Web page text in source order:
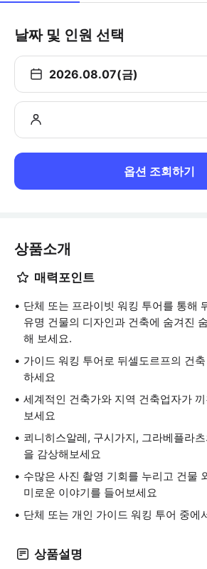
날짜 및 인원 선택
2026.08.07(금)
옵션 조회하기
상품소개
매력포인트
단체 또는 프라이빗 워킹 투어를 통해
유명 건물의 디자인과 건축에 숨겨진
해 보세요.
가이드 워킹 투어로 뒤셀도르프의 건
하세요
세계적인 건축가와 지역 건축업자가
보세요
쾨니히스알레, 구시가지, 그라베플라
을 감상해보세요
수많은 사진 촬영 기회를 누리고 건물
미로운 이야기를 들어보세요
단체 또는 개인 가이드 워킹 투어 중에
상품설명